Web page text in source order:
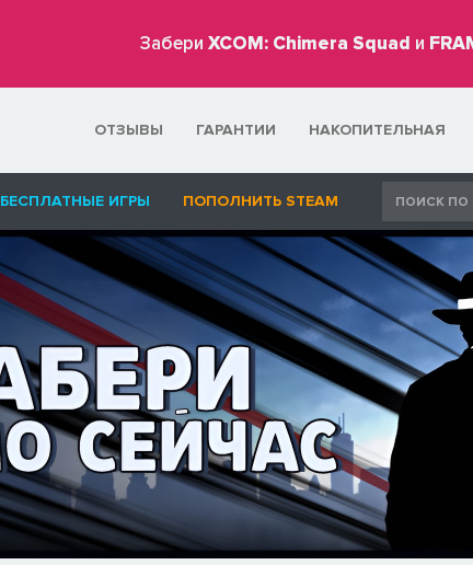
Забери XCOM: Chimera Squad и
ОТЗЫВЫ ГАРАНТИИ НАКОПИТЕЛЬНАЯ
БЕСПЛАТНЫЕ ИГРЫ ПОПОЛНИТЬ STEAM